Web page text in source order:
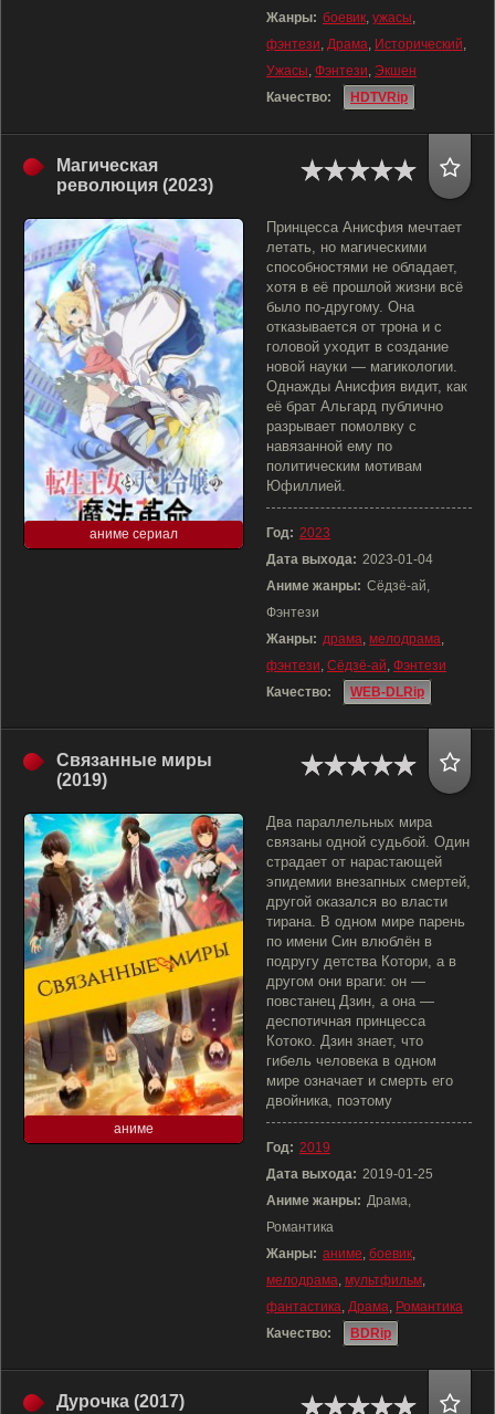
Жанры: боевик, ужасы,
фэнтези, Драма, Исторический,
Ужасы, Фэнтези, Экшен
Качество:
HDTVRip
Магическая
революция (2023)
аниме сериал
Принцесса Анисфия мечтает
летать, но магическими
способностями не обладает,
хотя в её прошлой жизни всё
было по-другому. Она
отказывается от трона и с
головой уходит в создание
новой науки — магикологии.
Однажды Анисфия видит, как
её брат Альгард публично
разрывает помолвку с
навязанной ему по
политическим мотивам
Юфиллией.
Год: 2023
Дата выхода: 2023-01-04
Аниме жанры: Сёдзё-ай,
Фэнтези
Жанры: драма, мелодрама,
фэнтези, Сёдзё-ай, Фэнтези
Качество:
WEB-DLRip
Связанные миры
(2019)
аниме
Два параллельных мира
связаны одной судьбой. Один
страдает от нарастающей
эпидемии внезапных смертей,
другой оказался во власти
тирана. В одном мире парень
по имени Син влюблён в
подругу детства Котори, а в
другом они враги: он —
повстанец Дзин, а она —
деспотичная принцесса
Котоко. Дзин знает, что
гибель человека в одном
мире означает и смерть его
двойника, поэтому
Год: 2019
Дата выхода: 2019-01-25
Аниме жанры: Драма,
Романтика
Жанры: аниме, боевик,
мелодрама, мультфильм,
фантастика, Драма, Романтика
Качество:
BDRip
Дурочка (2017)